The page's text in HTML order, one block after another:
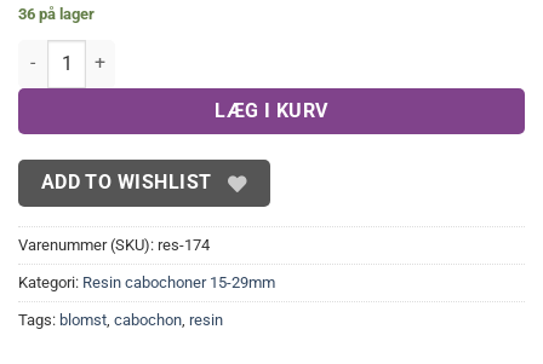
36 på lager
Medium, blå resin roser antal
LÆG I KURV
ADD TO WISHLIST
Varenummer (SKU): res-174
Kategori: Resin cabochoner 15-29mm
Tags: blomst cabochon resin